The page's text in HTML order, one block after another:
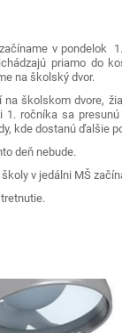
v pondelok
priamo do
na školský dvor.
na školskom dvore,
1. ročníka sa
kde dostanú ďalšie
deň nebude.
v jedálni MŠ